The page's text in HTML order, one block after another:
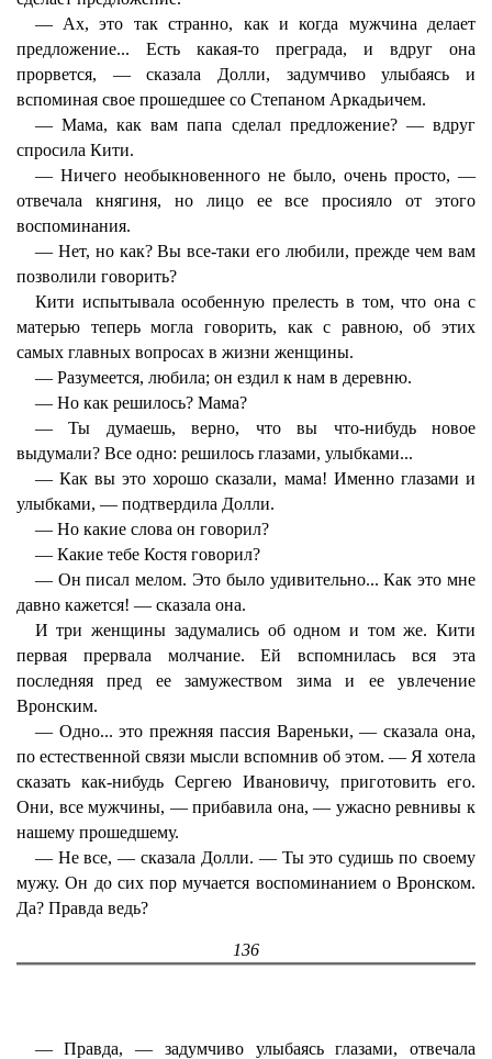
— Ах, это так странно, как и когда мужчина делает
предложение... Есть какая-то преграда, и вдруг она
прорвется, — сказала Долли, задумчиво улыбаясь и
вспоминая свое прошедшее со Степаном Аркадьичем.
— Мама, как вам папа сделал предложение? — вдруг
спросила Кити.
— Ничего необыкновенного не было, очень просто, —
отвечала княгиня, но лицо ее все просияло от этого
воспоминания.
— Нет, но как? Вы все-таки его любили, прежде чем вам
позволили говорить?
Кити испытывала особенную прелесть в том, что она с
матерью теперь могла говорить, как с равною, об этих
самых главных вопросах в жизни женщины.
— Разумеется, любила; он ездил к нам в деревню.
— Но как решилось? Мама?
— Ты думаешь, верно, что вы что-нибудь новое
выдумали? Все одно: решилось глазами, улыбками...
— Как вы это хорошо сказали, мама! Именно глазами и
улыбками, — подтвердила Долли.
— Но какие слова он говорил?
— Какие тебе Костя говорил?
— Он писал мелом. Это было удивительно... Как это мне
давно кажется! — сказала она.
И три женщины задумались об одном и том же. Кити
первая прервала молчание. Ей вспомнилась вся эта
последняя пред ее замужеством зима и ее увлечение
Вронским.
— Одно... это прежняя пассия Вареньки, — сказала она,
по естественной связи мысли вспомнив об этом. — Я хотела
сказать как-нибудь Сергею Ивановичу, приготовить его.
Они, все мужчины, — прибавила она, — ужасно ревнивы к
нашему прошедшему.
— Не все, — сказала Долли. — Ты это судишь по своему
мужу. Он до сих пор мучается воспоминанием о Вронском.
Да? Правда ведь?
136
— Правда, — задумчиво улыбаясь глазами, отвечала